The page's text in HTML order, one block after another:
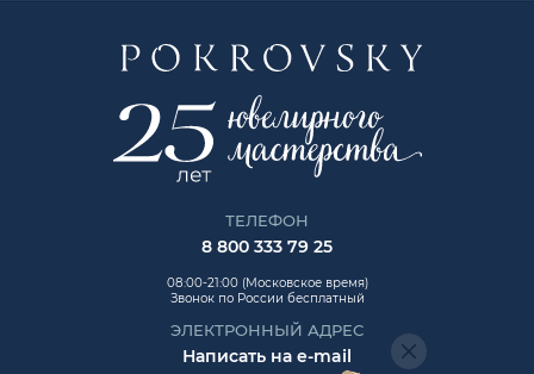
ТЕЛЕФОН
8 800 333 79 25
08:00-21:00 (Московское время)
Звонок по России бесплатный
ЭЛЕКТРОННЫЙ АДРЕС
Написать на e-mail